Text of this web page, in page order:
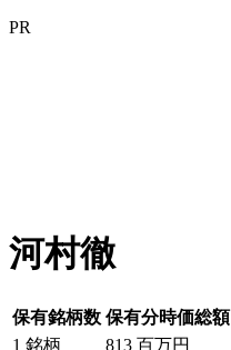
PR
河村徹
保有銘柄数 保有分時価総額
1 銘柄 813 百万円